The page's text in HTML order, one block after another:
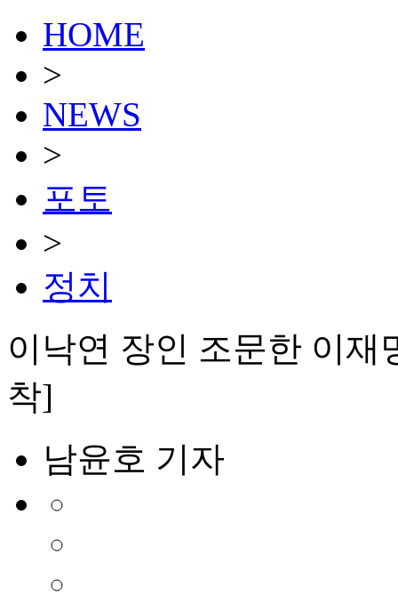
HOME
>
NEWS
>
포토
>
정치
이낙연 장인 조문한 이
착]
남윤호 기자